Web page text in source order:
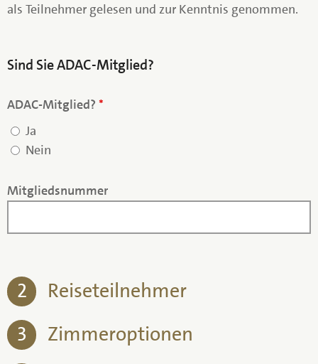
als Teilnehmer gelesen und zur Kenntnis genommen.
Sind Sie ADAC-Mitglied?
ADAC-Mitglied? *
Ja
Nein
Mitgliedsnummer
2
Reiseteilnehmer
3
Zimmeroptionen